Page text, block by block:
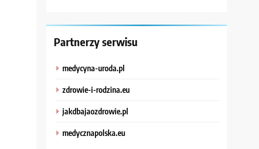
Partnerzy serwisu
medycyna-uroda.pl
zdrowie-i-rodzina.eu
jakdbajaozdrowie.pl
medycznapolska.eu